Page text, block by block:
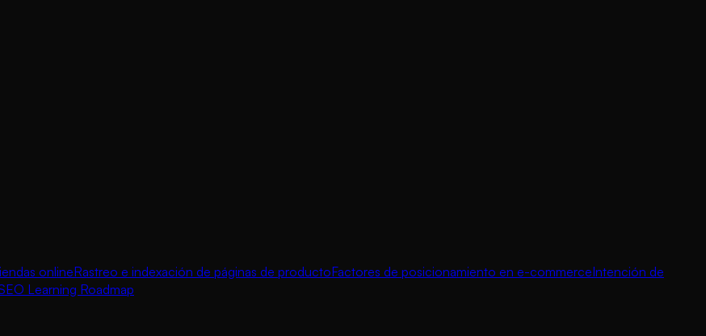
onlineRastreo e indexación de páginas de productoFactores de posicionamiento en e-commerceIntención de
Learning Roadmap